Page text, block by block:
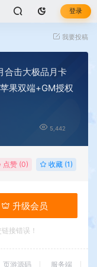
登录
我要投稿
合击大极品月卡
果双端+GM授权
5,442
点赞 (0) 收藏 (1)
升级会员
接错误！
页游源码 服务端